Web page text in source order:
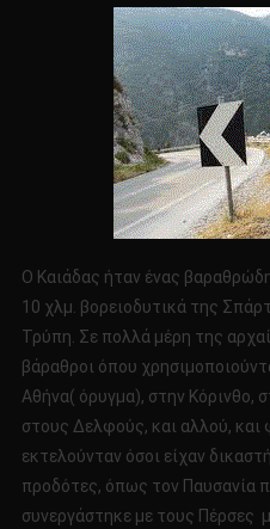
Ο Καιάδας ήταν ένας
10 χλμ. βορειοδυτικά της
Τρύπη. Σε πολλά μέρη της
βάραθροι όπου
Αθήνα( όρυγμα), στην Κόρινθο,
στους Δελφούς, και αλλού, και
εκτελούνταν όσοι είχαν
προδότες, όπως τον Παυσανία
συνεργάστηκε με τους Πέρσες